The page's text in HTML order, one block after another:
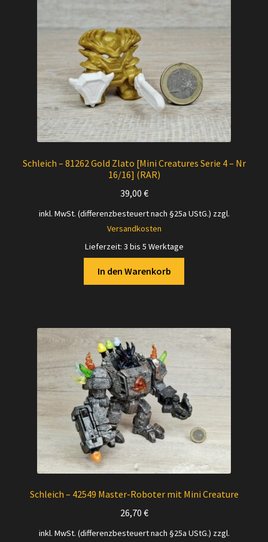
Widerrufsbelehrung
Versand + Wichtige Infos
Schleich – 81262 Gold Zlato [Mini Creatures Serie 4 – Nr
16/16] (RAR)
39,00 €
inkl. MwSt. (differenzbesteuert nach §25a UStG.) zzgl.
Versandkosten
Lieferzeit: 3 bis 5 Werktage
In den Warenkorb
Schleich – 42549 Master-Roboter mit Mini Creature
26,70 €
inkl. MwSt. (differenzbesteuert nach §25a UStG.) zzgl.